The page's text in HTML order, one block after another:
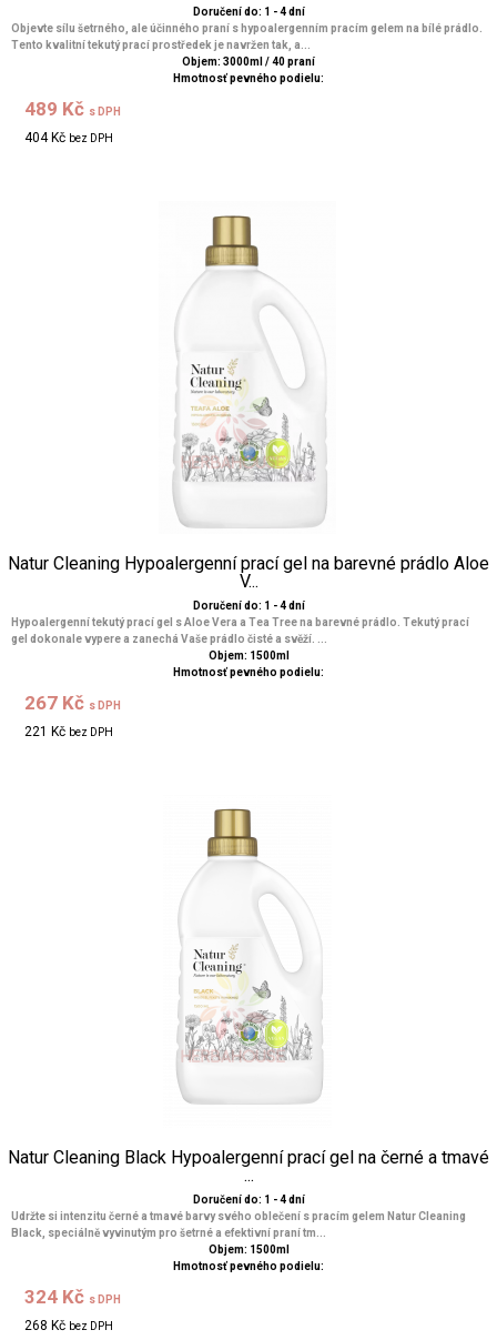
Doručení do: 1 - 4 dní
Objevte sílu šetrného, ale účinného praní s hypoalergenním pracím gelem na bílé prádlo.
Tento kvalitní tekutý prací prostředek je navržen tak, a...
Objem: 3000ml / 40 praní
Hmotnosť pevného podielu:
489 Kč s DPH
404 Kč bez DPH
Natur Cleaning Hypoalergenní prací gel na barevné prádlo Aloe
V...
Doručení do: 1 - 4 dní
Hypoalergenní tekutý prací gel s Aloe Vera a Tea Tree na barevné prádlo. Tekutý prací
gel dokonale vypere a zanechá Vaše prádlo čisté a svěží. ...
Objem: 1500ml
Hmotnosť pevného podielu:
267 Kč s DPH
221 Kč bez DPH
Natur Cleaning Black Hypoalergenní prací gel na černé a tmavé
...
Doručení do: 1 - 4 dní
Udržte si intenzitu černé a tmavé barvy svého oblečení s pracím gelem Natur Cleaning
Black, speciálně vyvinutým pro šetrné a efektivní praní tm...
Objem: 1500ml
Hmotnosť pevného podielu:
324 Kč s DPH
268 Kč bez DPH